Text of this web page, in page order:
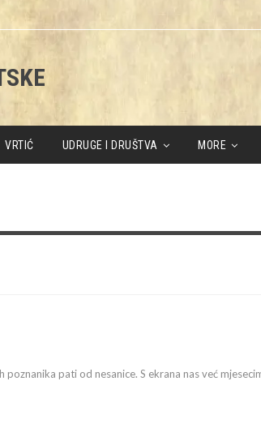
VRTIĆ UDRUGE I DRUŠTVA MORE
pati od nesanice. S ekrana nas već